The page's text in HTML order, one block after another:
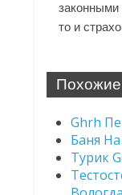
то и
Похожие
Ghrh
Баня
Турик